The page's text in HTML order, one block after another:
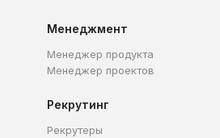
Менеджмент
Менеджер продукта
Менеджер проектов
Рекрутинг
Рекрутеры